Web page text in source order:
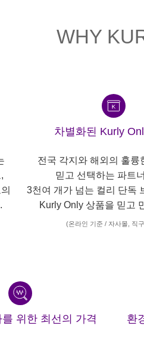
WHY
차별화된 Kurly
전국 각지와 해외의 훌륭
믿고 선택하는 파트
3천여 개가 넘는 컬리 단독
Kurly Only 상품을 믿고
(온라인 기준 / 자사몰, 직
위한 최선의 가격 환